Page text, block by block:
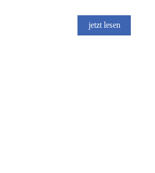
jetzt lesen